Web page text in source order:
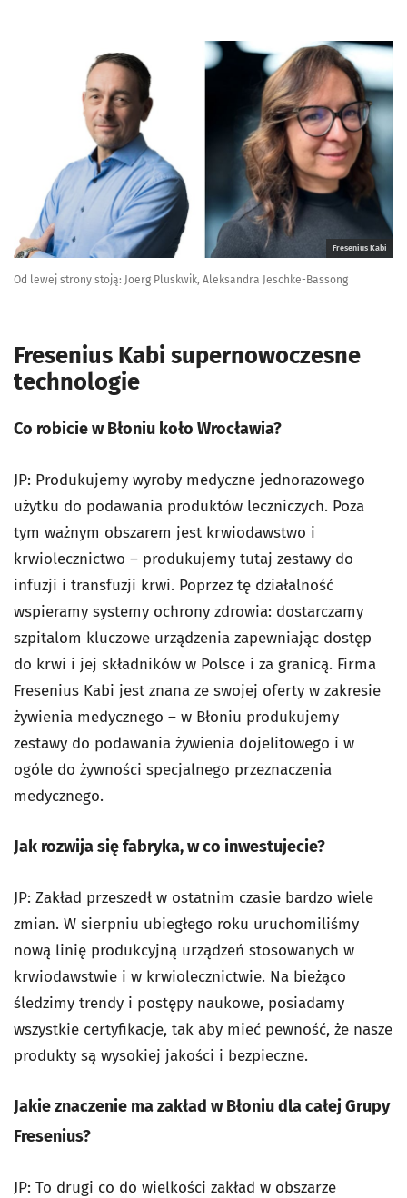
Fresenius Kabi
Od lewej strony stoją: Joerg Pluskwik, Aleksandra Jeschke-Bassong
Fresenius Kabi supernowoczesne
technologie
Co robicie w Błoniu koło Wrocławia?
JP: Produkujemy wyroby medyczne jednorazowego
użytku do podawania produktów leczniczych. Poza
tym ważnym obszarem jest krwiodawstwo i
krwiolecznictwo – produkujemy tutaj zestawy do
infuzji i transfuzji krwi. Poprzez tę działalność
wspieramy systemy ochrony zdrowia: dostarczamy
szpitalom kluczowe urządzenia zapewniając dostęp
do krwi i jej składników w Polsce i za granicą. Firma
Fresenius Kabi jest znana ze swojej oferty w zakresie
żywienia medycznego – w Błoniu produkujemy
zestawy do podawania żywienia dojelitowego i w
ogóle do żywności specjalnego przeznaczenia
medycznego.
Jak rozwija się fabryka, w co inwestujecie?
JP: Zakład przeszedł w ostatnim czasie bardzo wiele
zmian. W sierpniu ubiegłego roku uruchomiliśmy
nową linię produkcyjną urządzeń stosowanych w
krwiodawstwie i w krwiolecznictwie. Na bieżąco
śledzimy trendy i postępy naukowe, posiadamy
wszystkie certyfikacje, tak aby mieć pewność, że nasze
produkty są wysokiej jakości i bezpieczne.
Jakie znaczenie ma zakład w Błoniu dla całej Grupy
Fresenius?
JP: To drugi co do wielkości zakład w obszarze